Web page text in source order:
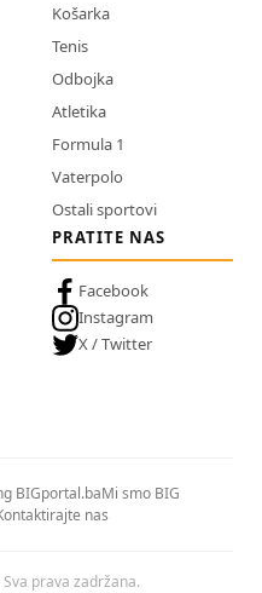
Košarka
Tenis
Odbojka
Atletika
Formula 1
Vaterpolo
Ostali sportovi
PRATITE NAS
Facebook
Instagram
X / Twitter
BIGportal.baMi smo BIG
nas
prava zadržana.